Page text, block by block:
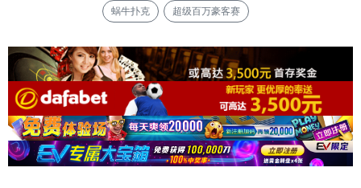
蜗牛扑克 超级百万豪客赛